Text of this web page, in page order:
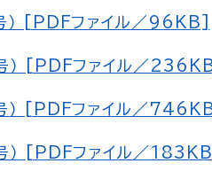
[PDFファイル／96KB]
） [PDFファイル／
） [PDFファイル／
） [PDFファイル／